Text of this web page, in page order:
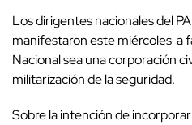
Los dirigentes nacionales del
manifestaron este miércoles a
Nacional sea una corporación
militarización de la seguridad.
Sobre la intención de incorporar